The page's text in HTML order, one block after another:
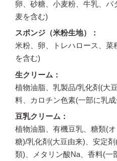
卵、砂糖、小麦粉、牛乳、
麦を含む)
スポンジ（米粉生地）
米粉、卵、トレハロース、菜
を含む)
生クリーム
植物油脂、乳製品/乳化剤(大
料、カロチン色素(一部に乳成
豆乳クリーム
植物油脂、有機豆乳、糖類(
糖)/乳化剤(大豆由来)、安定
類)、メタリン酸Na、香料(一